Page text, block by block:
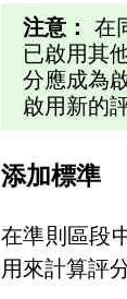
注意： 在
已啟用其
分應成為
啟用新的
添加標準
在準則區段
用來計算評